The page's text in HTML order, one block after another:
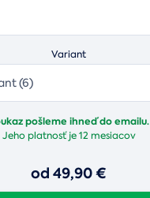
Variant
(6)
pošleme ihneď do emailu.
Jeho platnosť je12 mesiacov
od 49,90 €